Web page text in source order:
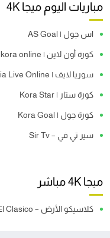
مباريات اليوم ميجا 4K
اس جول | AS Goal
كورة أون لاين | kora online
سوريا لايف | Syria Live Online
كورة ستار | Kora Star
كورة جول | Kora Goal
سير تي في – Sir Tv
ميجا 4K مباشر
كلاسيكو الأرض – El Clasico